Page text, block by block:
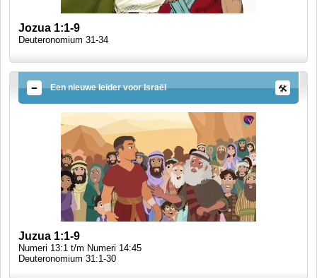
Jozua 1:1-9
Deuteronomium 31-34
Een nieuwe leider voor Israël
Juzua 1:1-9
Numeri 13:1 t/m Numeri 14:45
Deuteronomium 31:1-30